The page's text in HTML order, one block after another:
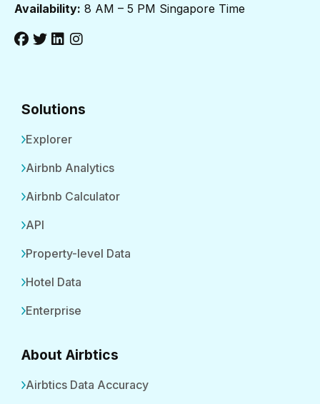
Availability: 8 AM – 5 PM Singapore Time
Solutions
Explorer
Airbnb Analytics
Airbnb Calculator
API
Property-level Data
Hotel Data
Enterprise
About Airbtics
Airbtics Data Accuracy